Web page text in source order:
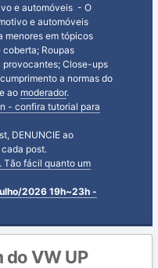
e automóveis - O
e automóveis
menores em tópicos
Roupas
provocantes; Close-ups
a normas do
ao moderador.
- confira tutorial para
DENUNCIE ao
post.
Tão fácil quanto um
2026 19h~23h -
do VW UP